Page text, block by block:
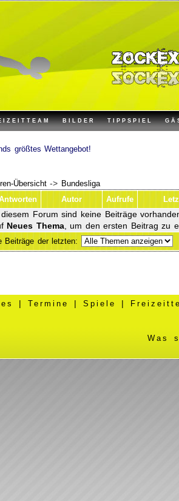
BILDER TIPPSPIEL
Übersicht-> Bundesliga
Autor Aufrufe
diesem Forum sind keine Beiträge
Neues Thema, um den ersten Beitrag zu
Beiträge der letzten:
|Termine |Spiele
Was